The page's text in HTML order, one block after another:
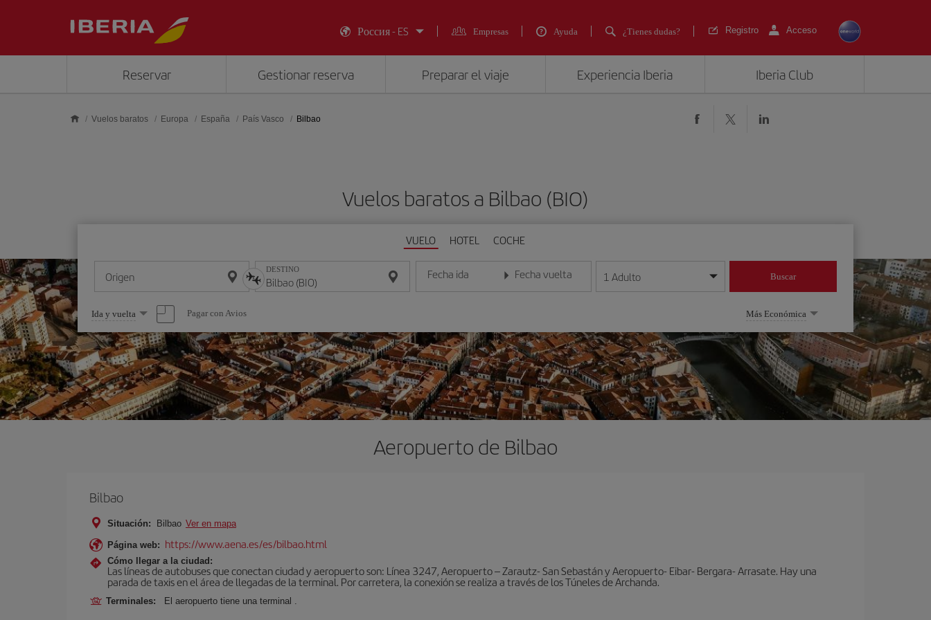
Россия - ES
Empresas Ayuda ¿Tienes dudas? Registro Acceso
Reservar Gestionar reserva Preparar el viaje Experiencia Iberia Iberia Club
Vuelos baratos Europa España País Vasco Bilbao
Vuelos baratos a Bilbao (BIO)
VUELO HOTEL COCHE
Origen DESTINO Fecha ida
Introduce la fecha en formato día/mes/año
Fecha vuelta
Introduce la fecha en formato día/mes/año
1 Adulto Buscar
Seleccione
una
opción
Ida y vuelta Pagar con Avios Más Económica
Aeropuerto de Bilbao
Bilbao
Situación: Bilbao Ver en mapa
Página web: https://www.aena.es/es/bilbao.html
Cómo llegar a la ciudad:
Las líneas de autobuses que conectan ciudad y aeropuerto son: Línea 3247, Aeropuerto – Zarautz- San Sebastán y Aeropuerto- Eibar- Bergara- Arrasate. Hay una
parada de taxis en el área de llegadas de la terminal. Por carretera, la conexión se realiza a través de los Túneles de Archanda.
Terminales: El aeropuerto tiene una terminal .